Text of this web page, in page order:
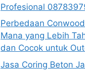
Profesional
Perbedaan
Mana yang Lebih
dan Cocok untuk
Jasa Coring Beton